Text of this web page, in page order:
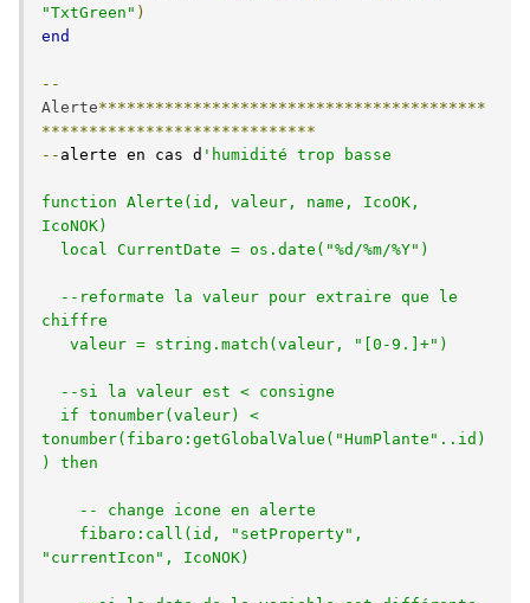
"TxtGreen" )
end
--
Alerte*****************************************
*****************************
-- alerte en cas d 'humidité trop basse
function Alerte(id, valeur, name, IcoOK,
IcoNOK)
chiffre
tonumber(fibaro:getGlobalValue("HumPlante"..id)
) then
"currentIcon", IcoNOK)